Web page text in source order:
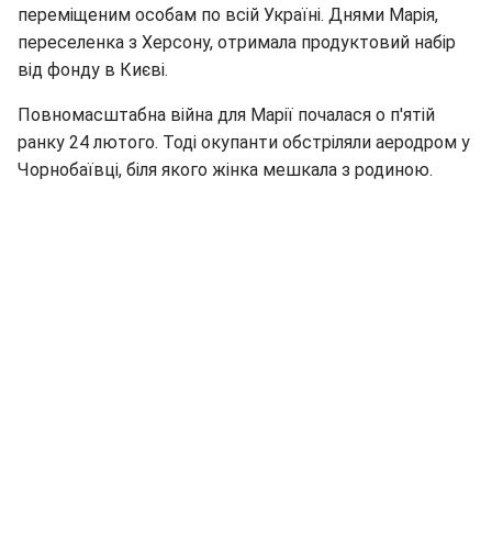
переміщеним особам по всій Україні. Днями Марія,
переселенка з Херсону, отримала продуктовий набір
від фонду в Києві.
Повномасштабна війна для Марії почалася о п'ятій
ранку 24 лютого. Тоді окупанти обстріляли аеродром у
Чорнобаївці, біля якого жінка мешкала з родиною.